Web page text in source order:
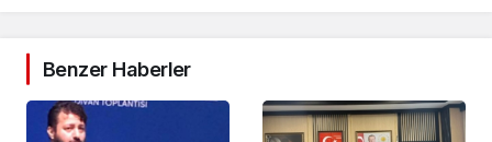
Benzer Haberler